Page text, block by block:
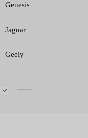
Genesis
Jaguar
Geely